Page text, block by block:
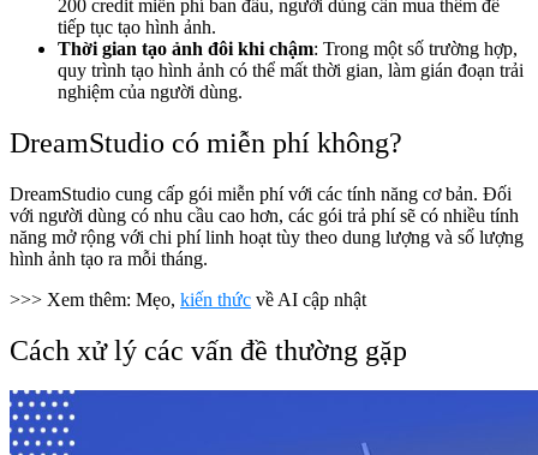
200 credit miễn phí ban đầu, người dùng cần mua thêm để
tiếp tục tạo hình ảnh.
Thời gian tạo ảnh đôi khi chậm: Trong một số trường hợp,
quy trình tạo hình ảnh có thể mất thời gian, làm gián đoạn trải
nghiệm của người dùng.
DreamStudio có miễn phí không?
DreamStudio cung cấp gói miễn phí với các tính năng cơ bản. Đối
với người dùng có nhu cầu cao hơn, các gói trả phí sẽ có nhiều tính
năng mở rộng với chi phí linh hoạt tùy theo dung lượng và số lượng
hình ảnh tạo ra mỗi tháng.
>>> Xem thêm: Mẹo, kiến thức về AI cập nhật
Cách xử lý các vấn đề thường gặp